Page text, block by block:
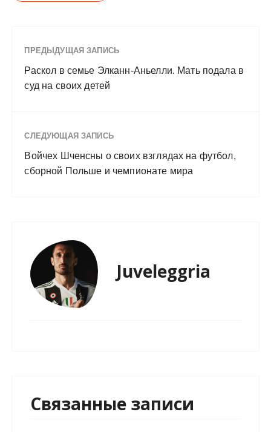
ПРЕДЫДУЩАЯ ЗАПИСЬ
Раскол в семье Элканн-Аньелли. Мать подала в
суд на своих детей
СЛЕДУЮЩАЯ ЗАПИСЬ
Войчех Шченсны о своих взглядах на футбол,
сборной Польше и чемпионате мира
Juveleggria
Связанные записи